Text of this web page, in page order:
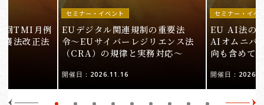
回TMI月例
護法改正法
セミナー・イベント
EUデジタル関連規制の重要法
令〜EUサイバーレジリエンス法
（CRA）の規律と実務対応〜
開催日：2026.11.16
セミナー・イベ
EU AI法の
AIオムニバ
向も含めて
開催日：